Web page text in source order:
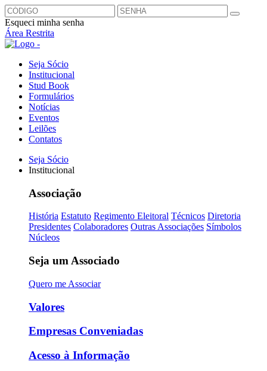
Esqueci minha senha
Área Restrita
Seja Sócio
Institucional
Stud Book
Formulários
Notícias
Eventos
Leilões
Contatos
Seja Sócio
Institucional
Associação
História Estatuto Regimento Eleitoral Técnicos Diretoria
Presidentes Colaboradores Outras Associações Símbolos
Núcleos
Seja um Associado
Quero me Associar
Valores
Empresas Conveniadas
Acesso à Informação